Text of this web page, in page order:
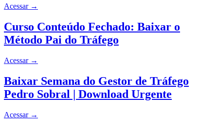
Acessar →
Curso Conteúdo Fechado: Baixar o
Método Pai do Tráfego
Acessar →
Baixar Semana do Gestor de Tráfego
Pedro Sobral | Download Urgente
Acessar →